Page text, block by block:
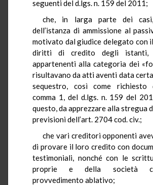
seguenti del d.lgs. n. 159 del 2011;
che, in larga parte dei
dell’istanza di ammissione al
motivato dal giudice delegato con
diritti di credito degli istanti,
appartenenti alla categoria dei
risultavano da atti aventi data
sequestro, così come richiesto
comma 1, del d.lgs. n. 159 del
questo, da apprezzare alla stregua
previsioni dell’art. 2704 cod. civ.;
che vari creditori opponenti
di provare il loro credito con
testimoniali, nonché con le
proprie e della società
provvedimento ablativo;